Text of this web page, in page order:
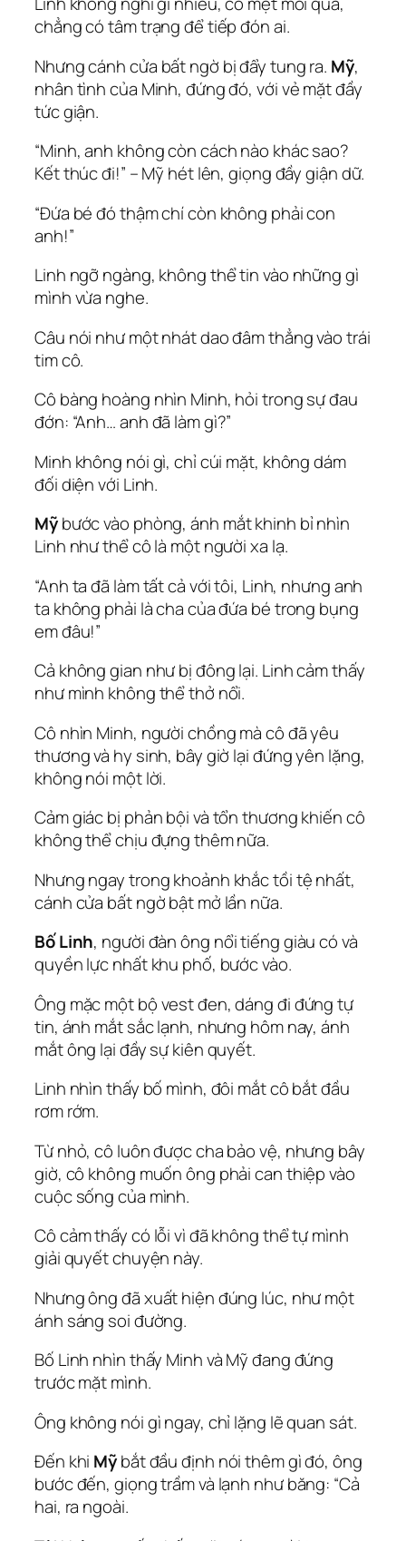
chẳng có tâm trạng để tiếp đón ai.
Nhưng cánh cửa bất ngờ bị đẩy tung ra. Mỹ,
nhân tình của Minh, đứng đó, với vẻ mặt đầy
tức giận.
“Minh, anh không còn cách nào khác sao?
Kết thúc đi!” – Mỹ hét lên, giọng đầy giận dữ.
“Đứa bé đó thậm chí còn không phải con
anh!”
Linh ngỡ ngàng, không thể tin vào những gì
mình vừa nghe.
Câu nói như một nhát dao đâm thẳng vào trái
tim cô.
Cô bàng hoàng nhìn Minh, hỏi trong sự đau
đớn: “Anh… anh đã làm gì?”
Minh không nói gì, chỉ cúi mặt, không dám
đối diện với Linh.
Mỹbước vào phòng, ánh mắt khinh bỉ nhìn
Linh như thể cô là một người xa lạ.
“Anh ta đã làm tất cả với tôi, Linh, nhưng anh
ta không phải là cha của đứa bé trong bụng
em đâu!”
Cả không gian như bị đông lại. Linh cảm thấy
như mình không thể thở nổi.
Cô nhìn Minh, người chồng mà cô đã yêu
thương và hy sinh, bây giờ lại đứng yên lặng,
không nói một lời.
Cảm giác bị phản bội và tổn thương khiến cô
không thể chịu đựng thêm nữa.
Nhưng ngay trong khoảnh khắc tồi tệ nhất,
cánh cửa bất ngờ bật mở lần nữa.
Bố Linh, người đàn ông nổi tiếng giàu có và
quyền lực nhất khu phố, bước vào.
Ông mặc một bộ vest đen, dáng đi đứng tự
tin, ánh mắt sắc lạnh, nhưng hôm nay, ánh
mắt ông lại đầy sự kiên quyết.
Linh nhìn thấy bố mình, đôi mắt cô bắt đầu
rơm rớm.
Từ nhỏ, cô luôn được cha bảo vệ, nhưng bây
giờ, cô không muốn ông phải can thiệp vào
cuộc sống của mình.
Cô cảm thấy có lỗi vì đã không thể tự mình
giải quyết chuyện này.
Nhưng ông đã xuất hiện đúng lúc, như một
ánh sáng soi đường.
Bố Linh nhìn thấy Minh và Mỹ đang đứng
trước mặt mình.
Ông không nói gì ngay, chỉ lặng lẽ quan sát.
Đến khi Mỹbắt đầu định nói thêm gì đó, ông
bước đến, giọng trầm và lạnh như băng: “Cả
hai, ra ngoài.